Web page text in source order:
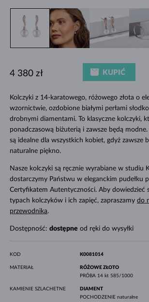
Kolczyki z 14-karatowego, różowego złota o
wzornictwie, ozdobione białymi perłami
drobnymi diamentami. To klasyczne kolczyki,
ponadczasową biżuterią i zawsze będą modne.
są idealne dla wszystkich kobiet, gdyż zawsze
naturalne piękno.
Nasze kolczyki są ręcznie wyrabiane w studiu
dostarczymy Państwu w eleganckim pudełku
Certyfikatem Autentyczności. Aby dowiedzieć
typach kolczyków i ich zapięć, zapraszamy do
przewodnika.
Dostępność: dostępne od ręki do wysyłki
4 380 zł KUPIĆ
KOD K0081014
MATERIAŁ
RÓŻOWE ZŁOTO
PRÓBA 14 kt 585/1000
KAMIENIE SZLACHETNE
DIAMENT
POCHODZENIE naturalne